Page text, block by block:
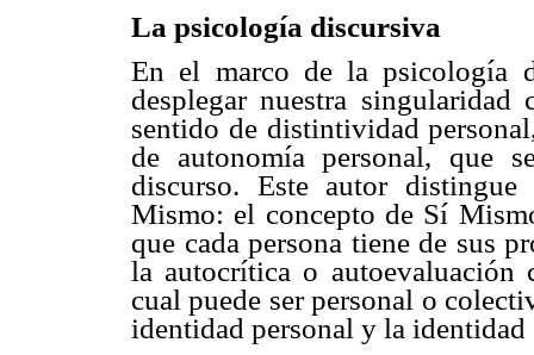
La psicología discursiva
En el marco de la psicología
desplegar nuestra singularidad
sentido de distintividad
de autonomía personal, que
discurso. Este autor
Mismo: el concepto de Sí
que cada persona tiene de sus
la autocrítica o autoevaluación
cual puede ser personal o
identidad personal y la identidad